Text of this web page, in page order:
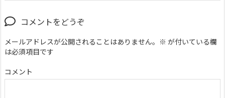
コメントをどうぞ
メールアドレスが公開されることはありません。 ※ が付いている欄
は必須項目です
コメント